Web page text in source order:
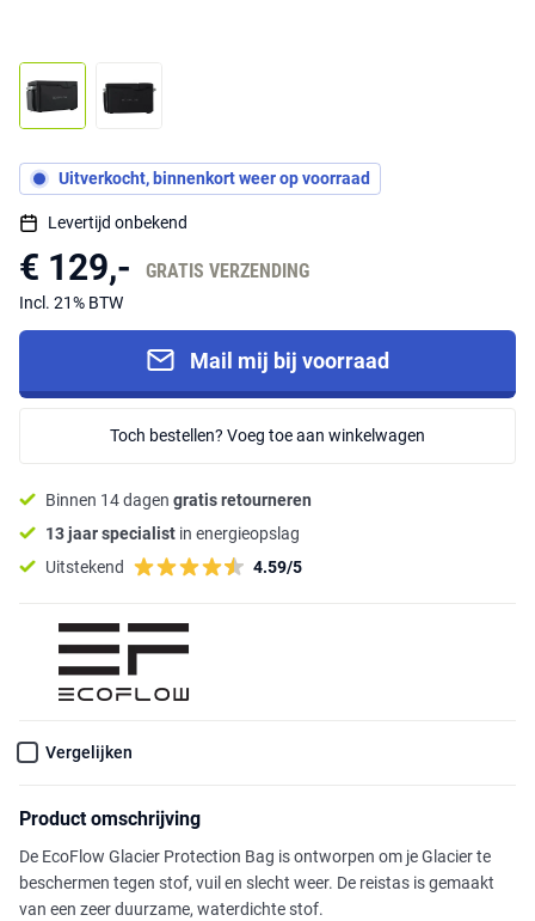
Uitverkocht, binnenkort weer op voorraad
Levertijd onbekend
€ 129,- GRATIS VERZENDING
Incl. 21% BTW
Mail mij bij voorraad
Toch bestellen? Voeg toe aan winkelwagen
Binnen 14 dagen gratis retourneren
13 jaar specialist in energieopslag
Uitstekend
4.59/5
Vergelijken
Product omschrijving
De EcoFlow Glacier Protection Bag is ontworpen om je Glacier te
beschermen tegen stof, vuil en slecht weer. De reistas is gemaakt
van een zeer duurzame, waterdichte stof.